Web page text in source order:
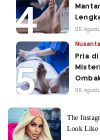
05
Pria
06